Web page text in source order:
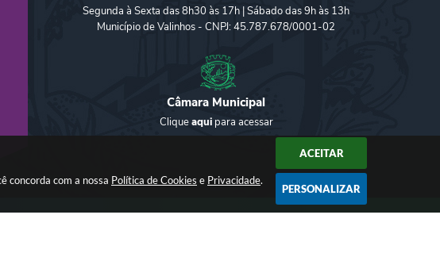
concorda com a nossa Política de Cookies e Privacidade.
ACEITAR
PERSONALIZAR
Segunda à Sexta das 8h30 às 17h | Sábado das 9h às 13h
Município de Valinhos - CNPJ: 45.787.678/0001-02
Câmara Municipal
Cliqueaquipara acessar
em:06/08/2026 18:29